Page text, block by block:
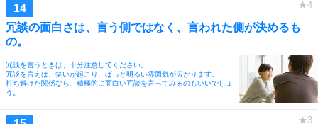
冗談の面白さは、言う側ではなく、言われた側が決めるも
の。
冗談を言うときは、十分注意してください。
冗談を言えば、笑いが起こり、ぱっと明るい雰囲気が広がります。
打ち解けた関係なら、積極的に面白い冗談を言ってみるのもいいでしょ
う。